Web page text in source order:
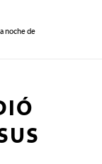
noche de